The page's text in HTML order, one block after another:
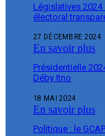
Législatives
électoral
27 DÉCEMBRE 2024
En savoir plus
Présidentielle
Déby Itno
18 MAI 2024
En savoir plus
Politique : le